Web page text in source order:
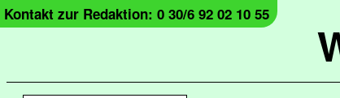
Kontakt zur Redaktion: 0 30/6 92 02 10 55